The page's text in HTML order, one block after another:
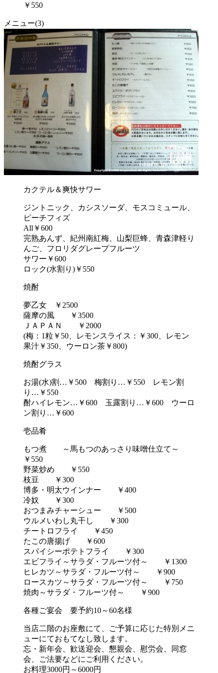
￥550
メニュー(3)
カクテル＆爽快サワー
ジントニック、カシスソーダ、モスコミュール、
ピーチフィズ
All￥600
完熟あんず、紀州南紅梅、山梨巨蜂、青森津軽り
んご、フロリダグレープフルーツ
サワー￥600
ロック(水割り)￥550
焼酎
夢乙女 ￥2500
薩摩の風 ￥3500
ＪＡＰＡＮ ￥2000
(梅：1粒￥50、レモンスライス：￥300、レモン
果汁￥350、ウーロン茶￥800)
焼酎グラス
お湯(水)割…￥500 梅割り…￥550 レモン割
り…￥550
酎ハイレモン…￥600 玉露割り…￥600 ウーロ
ン割り…￥600
壱品肴
もつ煮 ～馬もつのあっさり味噌仕立て～
￥550
野菜炒め ￥550
枝豆 ￥300
博多・明太ウインナー ￥400
冷奴 ￥300
おつまみチャーシュー ￥500
ウルメいわし丸干し ￥300
チートロフライ ￥450
たこの唐揚げ ￥600
スパイシーポテトフライ ￥300
エビフライ～サラダ・フルーツ付～ ￥1300
ヒレカツ～サラダ・フルーツ付～ ￥900
ロースカツ～サラダ・フルーツ付～ ￥750
焼肉～サラダ・フルーツ付～ ￥900
各種ご宴会 要予約10～60名様
当店二階のお座敷にて、ご予算に応じた特別メニ
ューにておもてなし致します。
忘・新年会、歓送迎会、懇親会、慰労会、同窓
会、ご法要などにご利用ください。
お料理3000円～6000円